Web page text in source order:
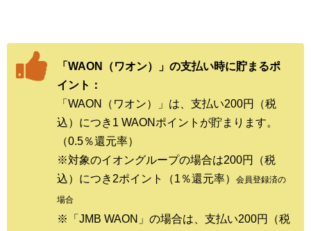
「WAON（ワオン）」の支払い時に貯まるポ
イント：
「WAON（ワオン）」は、支払い200円（税
込）につき1 WAONポイントが貯まります。
（0.5％還元率）
※対象のイオングループの場合は200円（税
込）につき2ポイント（1％還元率）
会員登録済の
場合
※「JMB WAON」の場合は、支払い200円（税